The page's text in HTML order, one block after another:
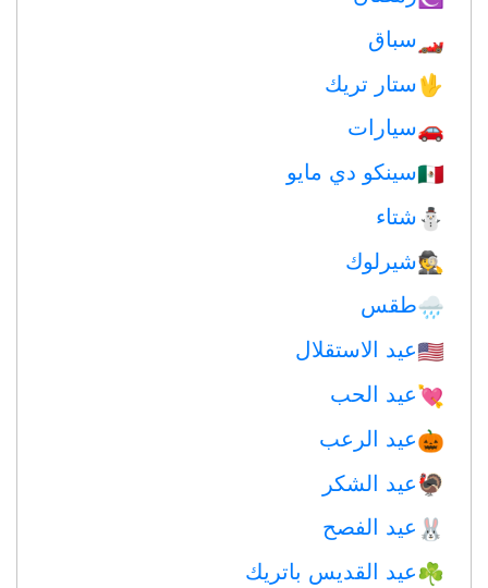
🏎 سباق
🖖ستار تريك
🚗سيارات
🇲🇽سينكو دي مايو
⛄ شتاء
🕵️شيرلوك
🌧طقس
🇺🇸عيد الاستقلال
💘عيد الحب
🎃عيد الرعب
🦃عيد الشكر
🐰 عيد الفصح
☘️عيد القديس باتريك